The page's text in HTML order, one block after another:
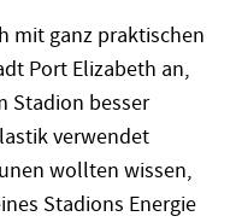
mit ganz praktischen
Port Eli­zabeth an,
Stadion besser
verwendet
wollten wissen,
Stadions Energie